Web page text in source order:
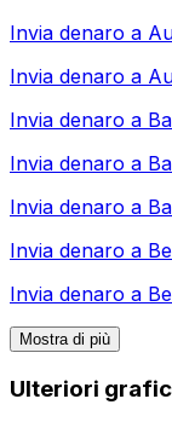
Invia denaro a
Invia denaro a
Invia denaro a
Invia denaro a
Invia denaro a
Invia denaro a
Invia denaro a
Mostra di più
Ulteriori